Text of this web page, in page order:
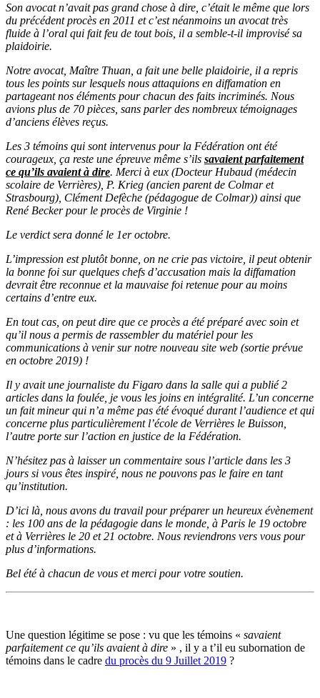
Son avocat n’avait pas grand chose à dire, c’était le même que lors
du précédent procès en 2011 et c’est néanmoins un avocat très
fluide à l’oral qui fait feu de tout bois, il a semble-t-il improvisé sa
plaidoirie.
Notre avocat, Maître Thuan, a fait une belle plaidoirie, il a repris
tous les points sur lesquels nous attaquions en diffamation en
partageant nos éléments pour chacun des faits incriminés. Nous
avions plus de 70 pièces, sans parler des nombreux témoignages
d’anciens élèves reçus.
Les 3 témoins qui sont intervenus pour la Fédération ont été
courageux, ça reste une épreuve même s’ils savaient parfaitement
ce qu’ils avaient à dire. Merci à eux (Docteur Hubaud (médecin
scolaire de Verrières), P. Krieg (ancien parent de Colmar et
Strasbourg), Clément Defèche (pédagogue de Colmar)) ainsi que
René Becker pour le procès de Virginie !
Le verdict sera donné le 1er octobre.
L’impression est plutôt bonne, on ne crie pas victoire, il peut obtenir
la bonne foi sur quelques chefs d’accusation mais la diffamation
devrait être reconnue et la mauvaise foi retenue pour au moins
certains d’entre eux.
En tout cas, on peut dire que ce procès a été préparé avec soin et
qu’il nous a permis de rassembler du matériel pour les
communications à venir sur notre nouveau site web (sortie prévue
en octobre 2019) !
Il y avait une journaliste du Figaro dans la salle qui a publié 2
articles dans la foulée, je vous les joins en intégralité. L’un concerne
un fait mineur qui n’a même pas été évoqué durant l’audience et qui
concerne plus particulièrement l’école de Verrières le Buisson,
l’autre porte sur l’action en justice de la Fédération.
N’hésitez pas à laisser un commentaire sous l’article dans les 3
jours si vous êtes inspiré, nous ne pouvons pas le faire en tant
qu’institution.
D’ici là, nous avons du travail pour préparer un heureux évènement
: les 100 ans de la pédagogie dans le monde, à Paris le 19 octobre
et à Verrières le 20 et 21 octobre. Nous reviendrons vers vous pour
plus d’informations.
Bel été à chacun de vous et merci pour votre soutien.
Une question légitime se pose : vu que les témoins « savaient
parfaitement ce qu’ils avaient à dire » , il y a t’il eu subornation de
témoins dans le cadre du procès du 9 Juillet 2019 ?